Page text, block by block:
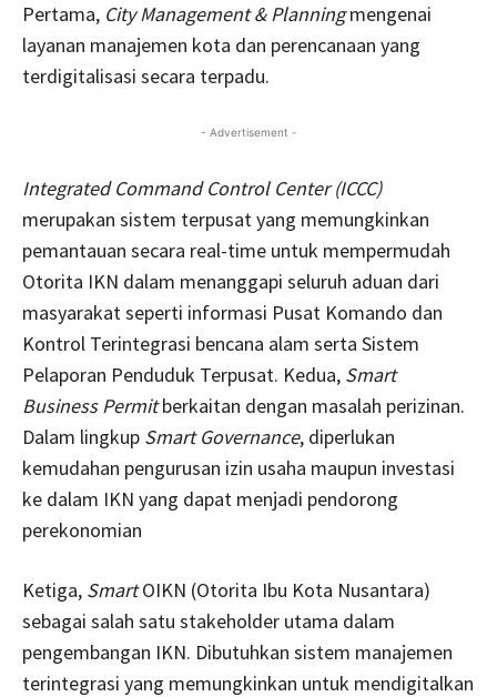
Pertama, City Management & Planningmengenai
layanan manajemen kota dan perencanaan yang
terdigitalisasi secara terpadu.
- Advertisement -
Integrated Command Control Center (ICCC)
merupakan sistem terpusat yang memungkinkan
pemantauan secara real-time untuk mempermudah
Otorita IKN dalam menanggapi seluruh aduan dari
masyarakat seperti informasi Pusat Komando dan
Kontrol Terintegrasi bencana alam serta Sistem
Pelaporan Penduduk Terpusat. Kedua, Smart
Business Permitberkaitan dengan masalah perizinan.
Dalam lingkup Smart Governance, diperlukan
kemudahan pengurusan izin usaha maupun investasi
ke dalam IKN yang dapat menjadi pendorong
perekonomian
Ketiga, SmartOIKN (Otorita Ibu Kota Nusantara)
sebagai salah satu stakeholder utama dalam
pengembangan IKN. Dibutuhkan sistem manajemen
terintegrasi yang memungkinkan untuk mendigitalkan